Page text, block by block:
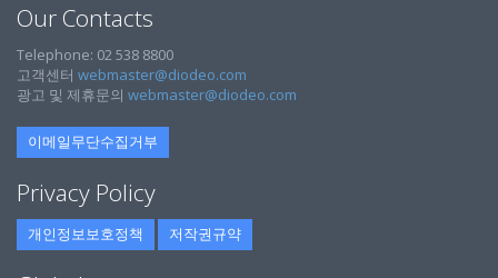
Our Contacts
Telephone: 02 538 8800
고객센터 webmaster@diodeo.com
광고 및 제휴문의 webmaster@diodeo.com
이메일무단수집거부
Privacy Policy
개인정보보호정책 저작권규약